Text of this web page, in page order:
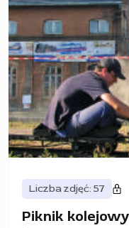
Liczba zdjęć: 57
Piknik